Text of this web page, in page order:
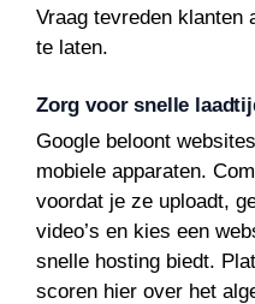
Vraag tevreden klanten
te laten.
Zorg voor snelle
Google beloont
mobiele apparaten.
voordat je ze uploadt,
video’s en kies een
snelle hosting biedt.
scoren hier over het